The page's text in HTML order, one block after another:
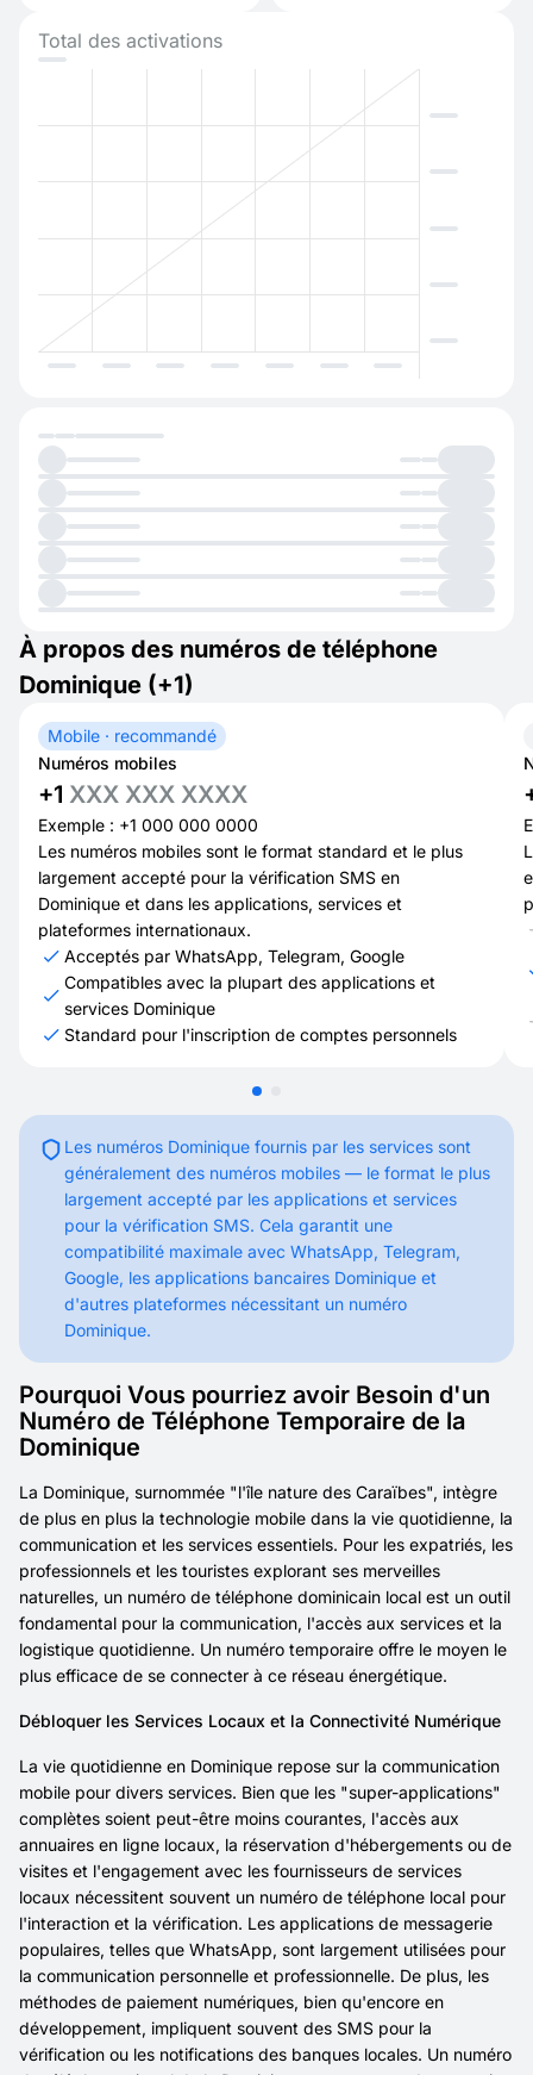
Total des activations
À propos des numéros de téléphone
Dominique (+1)
Mobile · recommandé
Numéros mobiles
+1 XXX XXX XXXX
Exemple : +1 000 000 0000
Les numéros mobiles sont le format standard et le plus
largement accepté pour la vérification SMS en
Dominique et dans les applications, services et
plateformes internationaux.
Acceptés par WhatsApp, Telegram, Google
Compatibles avec la plupart des applications et
services Dominique
Standard pour l'inscription de comptes personnels
Les numéros Dominique fournis par les services sont
généralement des numéros mobiles — le format le plus
largement accepté par les applications et services
pour la vérification SMS. Cela garantit une
compatibilité maximale avec WhatsApp, Telegram,
Google, les applications bancaires Dominique et
d'autres plateformes nécessitant un numéro
Dominique.
Pourquoi Vous pourriez avoir Besoin d'un
Numéro de Téléphone Temporaire de la
Dominique
La Dominique, surnommée "l'île nature des Caraïbes", intègre
de plus en plus la technologie mobile dans la vie quotidienne, la
communication et les services essentiels. Pour les expatriés, les
professionnels et les touristes explorant ses merveilles
naturelles, un numéro de téléphone dominicain local est un outil
fondamental pour la communication, l'accès aux services et la
logistique quotidienne. Un numéro temporaire offre le moyen le
plus efficace de se connecter à ce réseau énergétique.
Débloquer les Services Locaux et la Connectivité Numérique
La vie quotidienne en Dominique repose sur la communication
mobile pour divers services. Bien que les "super-applications"
complètes soient peut-être moins courantes, l'accès aux
annuaires en ligne locaux, la réservation d'hébergements ou de
visites et l'engagement avec les fournisseurs de services
locaux nécessitent souvent un numéro de téléphone local pour
l'interaction et la vérification. Les applications de messagerie
populaires, telles que WhatsApp, sont largement utilisées pour
la communication personnelle et professionnelle. De plus, les
méthodes de paiement numériques, bien qu'encore en
développement, impliquent souvent des SMS pour la
vérification ou les notifications des banques locales. Un numéro